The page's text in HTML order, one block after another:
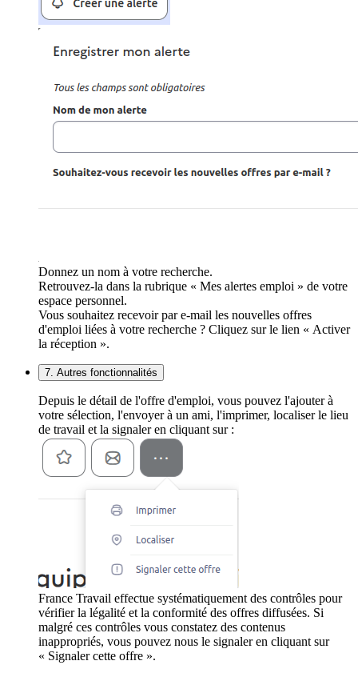
Donnez un nom à votre recherche.
Retrouvez-la dans la rubrique « Mes alertes emploi » de votre
espace personnel.
Vous souhaitez recevoir par e-mail les nouvelles offres
d'emploi liées à votre recherche ? Cliquez sur le lien « Activer
la réception ».
7. Autres fonctionnalités
Depuis le détail de l'offre d'emploi, vous pouvez l'ajouter à
votre sélection, l'envoyer à un ami, l'imprimer, localiser le lieu
de travail et la signaler en cliquant sur :
France Travail effectue systématiquement des contrôles pour
vérifier la légalité et la conformité des offres diffusées. Si
malgré ces contrôles vous constatez des contenus
inappropriés, vous pouvez nous le signaler en cliquant sur
« Signaler cette offre ».